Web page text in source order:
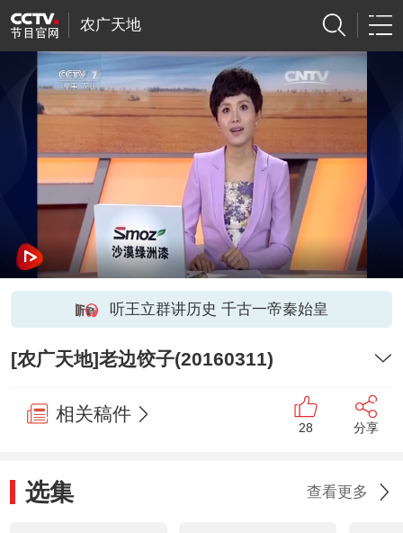
农广天地
听王立群讲历史 千古一帝秦始皇
[农广天地]老边饺子(20160311)
相关稿件
28 分享
选集 查看更多